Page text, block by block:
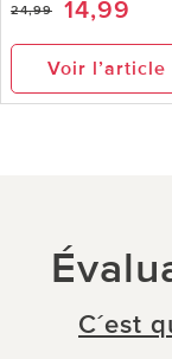
24,99 14,99
Voir l’article
C´est